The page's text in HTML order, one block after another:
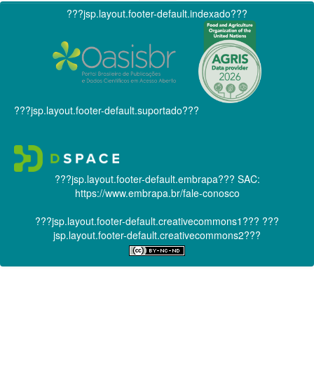
???jsp.layout.footer-default.indexado???
???jsp.layout.footer-default.suportado???
???jsp.layout.footer-default.embrapa??? SAC:
https://www.embrapa.br/fale-conosco
???jsp.layout.footer-default.creativecommons1??? ???
jsp.layout.footer-default.creativecommons2???